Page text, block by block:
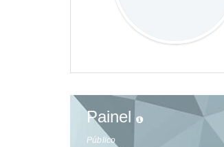
Painel
Público